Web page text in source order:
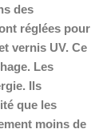
des
réglées pour
vernis UV. Ce
Les
Ils
que les
moins de